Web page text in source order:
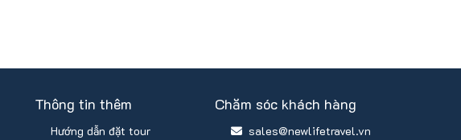
Thông tin thêm
Hướng dẫn đặt tour
Chăm sóc khách hàng
sales@newlifetravel.vn